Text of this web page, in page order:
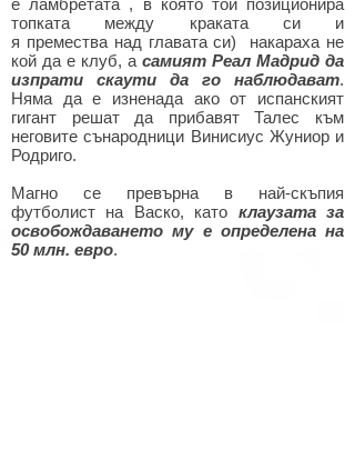
е ламбретата , в която той позиционира
топката между краката си и
я премества над главата си) накараха не
кой да е клуб, а самият Реал Мадрид да
изпрати скаути да го наблюдават.
Няма да е изненада ако от испанският
гигант решат да прибавят Талес към
неговите сънародници Винисиус Жуниор и
Родриго.
Магно се превърна в най-скъпия
футболист на Васко, като клаузата за
освобождаването му е определена на
50 млн. евро.